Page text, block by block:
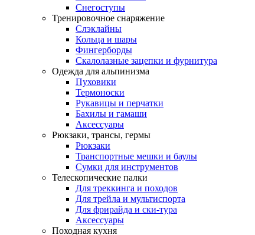
Снегоступы
Тренировочное снаряжение
Слэклайны
Кольца и шары
Фингерборды
Скалолазные зацепки и фурнитура
Одежда для альпинизма
Пуховики
Термоноски
Рукавицы и перчатки
Бахилы и гамаши
Аксессуары
Рюкзаки, трансы, гермы
Рюкзаки
Транспортные мешки и баулы
Сумки для инструментов
Телескопические палки
Для треккинга и походов
Для трейла и мультиспорта
Для фрирайда и ски-тура
Аксессуары
Походная кухня